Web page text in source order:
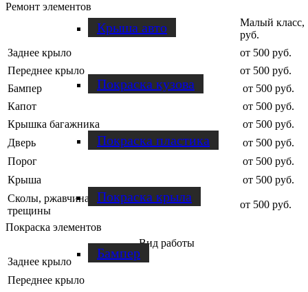
Крыша авто
Покраска кузова
Покраска пластика
Покраска крыла
Бампер
Ремонт элементов
Вид работы
Малый класс,
руб.
Заднее крыло
от 500 руб.
Переднее крыло
от 500 руб.
Бампер
от 500 руб.
Капот
от 500 руб.
Крышка багажника
от 500 руб.
Дверь
от 500 руб.
Порог
от 500 руб.
Крыша
от 500 руб.
Сколы, ржавчина, царапины, вмятины,
трещины
от 500 руб.
Покраска элементов
Вид работы
Заднее крыло
Переднее крыло